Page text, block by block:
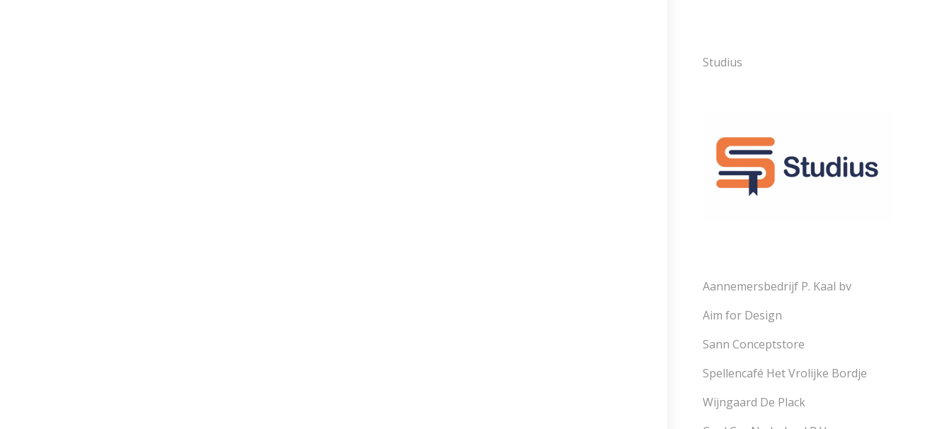
Studius
Aannemersbedrijf P. Kaal bv
Aim for Design
Sann Conceptstore
Spellencafé Het Vrolijke Bordje
Wijngaard De Plack